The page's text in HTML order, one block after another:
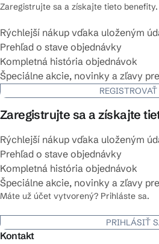
Zaregistrujte sa a získajte tieto benefity.
Rýchlejší nákup vďaka uloženým
Prehľad o stave objednávky
Kompletná história objednávok
Špeciálne akcie, novinky a zľavy
Zaregistrujte sa a získajte
Rýchlejší nákup vďaka uloženým
Prehľad o stave objednávky
Kompletná história objednávok
Špeciálne akcie, novinky a zľavy
Máte už účet vytvorený? Prihláste sa.
PRIHLÁSIŤ
Kontakt